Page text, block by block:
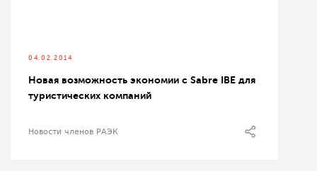
04.02.2014
Новая возможность экономии с Sabre IBE для
туристических компаний
Новости членов РАЭК